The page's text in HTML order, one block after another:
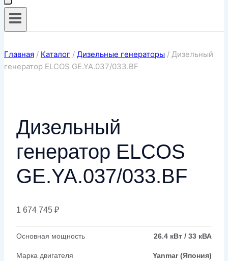
Главная / Каталог / Дизельные генераторы / Дизельный
генератор ELCOS GE.YA.037/033.BF
Дизельный
генератор ELCOS
GE.YA.037/033.BF
1 674 745 ₽
Основная мощность 26.4 кВт / 33 кВА
Марка двигателя Yanmar (Япония)